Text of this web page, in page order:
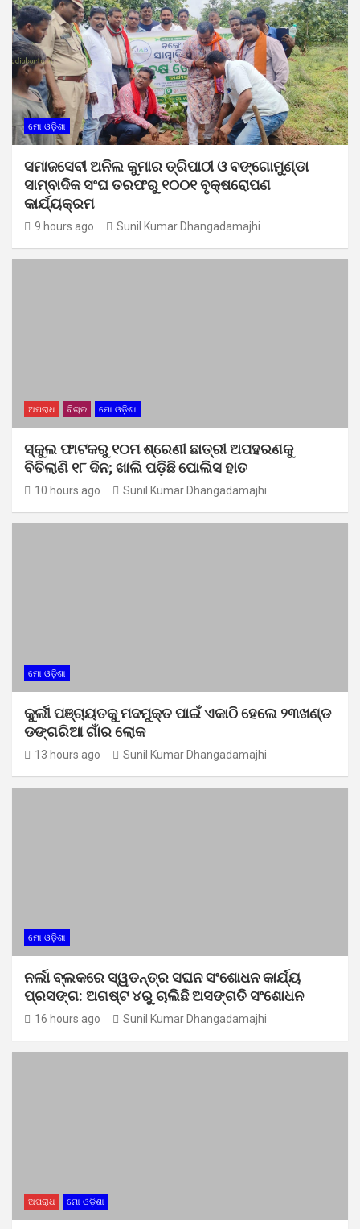
ମୋ ଓଡ଼ିଶା
ସମାଜସେବୀ ଅନିଲ କୁମାର ତ୍ରିପାଠୀ ଓ ବଙ୍ଗୋମୁଣ୍ଡା
ସାମ୍ବାଦିକ ସଂଘ ତରଫରୁ ୧୦୦୧ ବୃକ୍ଷରୋପଣ
କାର୍ଯ୍ୟକ୍ରମ
9 hours ago Sunil Kumar Dhangadamajhi
ଅପରାଧ ବିଚାର ମୋ ଓଡ଼ିଶା
ସ୍କୁଲ ଫାଟକରୁ ୧୦ମ ଶ୍ରେଣୀ ଛାତ୍ରୀ ଅପହରଣକୁ
ବିତିଲାଣି ୧୮ ଦିନ; ଖାଲି ପଡ଼ିଛି ପୋଲିସ ହାତ
10 hours ago Sunil Kumar Dhangadamajhi
ମୋ ଓଡ଼ିଶା
କୁର୍ଲୀ ପଞ୍ଚାୟତକୁ ମଦମୁକ୍ତ ପାଇଁ ଏକାଠି ହେଲେ ୨୩ଖଣ୍ଡ
ଡଙ୍ଗରିଆ ଗାଁର ଲୋକ
13 hours ago Sunil Kumar Dhangadamajhi
ମୋ ଓଡ଼ିଶା
ନର୍ଲା ବ୍ଲକରେ ସ୍ୱତନ୍ତ୍ର ସଘନ ସଂଶୋଧନ କାର୍ଯ୍ୟ
ପ୍ରସଙ୍ଗ: ଅଗଷ୍ଟ ୪ରୁ ଚାଲିଛି ଅସଙ୍ଗତି ସଂଶୋଧନ
16 hours ago Sunil Kumar Dhangadamajhi
ଅପରାଧ ମୋ ଓଡ଼ିଶା